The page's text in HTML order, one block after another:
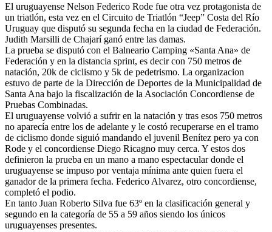
El uruguayense Nelson Federico Rode fue otra vez protagonista de
un triatlón, esta vez en el Circuito de Triatlón “Jeep” Costa del Río
Uruguay que disputó su segunda fecha en la ciudad de Federación.
Judith Marsilli de Chajarí ganó entre las damas.
La prueba se disputó con el Balneario Camping «Santa Ana» de
Federación y en la distancia sprint, es decir con 750 metros de
natación, 20k de ciclismo y 5k de pedetrismo. La organizacion
estuvo de parte de la Dirección de Deportes de la Municipalidad de
Santa Ana bajo la fiscalización de la Asociación Concordiense de
Pruebas Combinadas.
El uruguayense volvió a sufrir en la natación y tras esos 750 metros
no aparecía entre los de adelante y le costó recuperarse en el tramo
de ciclismo donde siguió mandando el juvenil Benítez pero ya con
Rode y el concordiense Diego Ricagno muy cerca. Y estos dos
definieron la prueba en un mano a mano espectacular donde el
uruguayense se impuso por ventaja mínima ante quien fuera el
ganador de la primera fecha. Federico Alvarez, otro concordiense,
completó el podio.
En tanto Juan Roberto Silva fue 63º en la clasificación general y
segundo en la categoría de 55 a 59 años siendo los únicos
uruguayenses presentes.